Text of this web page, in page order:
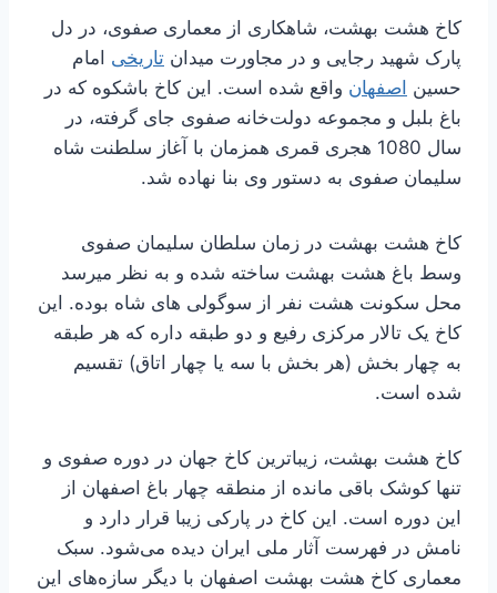
کاخ هشت بهشت، شاهکاری از معماری صفوی، در دل
پارک شهید رجایی و در مجاورت میدان تاریخی امام
حسین اصفهان واقع شده است. این کاخ باشکوه که در
باغ بلبل و مجموعه دولت‌خانه صفوی جای گرفته، در
سال 1080 هجری قمری همزمان با آغاز سلطنت شاه
سلیمان صفوی به دستور وی بنا نهاده شد.
کاخ هشت بهشت در زمان سلطان سلیمان صفوی
وسط باغ هشت بهشت ساخته شده و به نظر میرسد
محل سکونت هشت نفر از سوگولی های شاه بوده. این
کاخ یک تالار مرکزی رفیع و دو طبقه داره که هر طبقه
به چهار بخش (هر بخش با سه یا چهار اتاق) تقسیم
شده است.
کاخ هشت بهشت، زیباترین کاخ جهان در دوره صفوی و
تنها کوشک باقی مانده از منطقه چهار باغ اصفهان از
این دوره است. این کاخ در پارکی زیبا قرار دارد و
نامش در فهرست آثار ملی ایران دیده می‌شود. سبک
معماری کاخ هشت بهشت اصفهان با دیگر سازه‌های این